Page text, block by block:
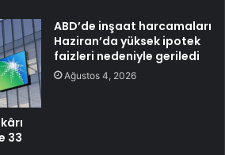
33
ABD’de inşaat harcamaları
Haziran’da yüksek ipotek
faizleri nedeniyle geriledi
Ağustos 4, 2026